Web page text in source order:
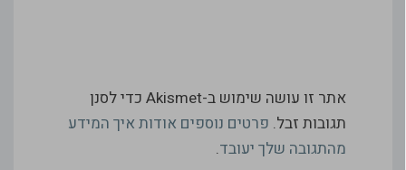
אתר זו עושה שימוש ב-Akismet כדי לסנן
תגובות זבל. פרטים נוספים אודות איך המידע
מהתגובה שלך יעובד.